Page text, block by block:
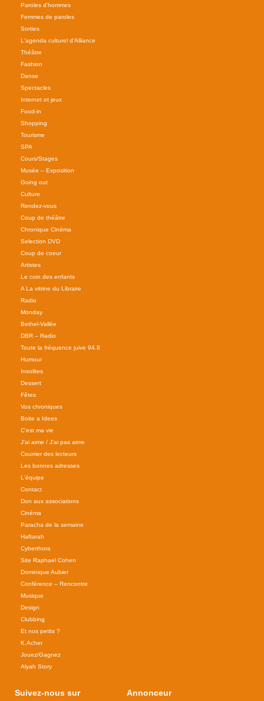
Paroles d'hommes
Femmes de paroles
Sorties
L'agenda culturel d'Alliance
Théâtre
Fashion
Danse
Spectacles
Internet et jeux
Food-in
Shopping
Tourisme
SPA
Cours/Stages
Musée – Exposition
Going out
Culture
Rendez-vous
Coup de théâtre
Chronique Cinéma
Selection DVD
Coup de coeur
Artistes
Le coin des enfants
A La vitrine du Libraire
Radio
Monday
Bethel-Vallée
DBR – Radio
Toute la fréquence juive 94.8
Humour
Insolites
Dessert
Fêtes
Vos chroniques
Boite a Idees
C'est ma vie
J'ai aime / J'ai pas aime
Courrier des lecteurs
Les bonnes adresses
L'équipe
Contact
Don aux associations
Cinéma
Paracha de la semaine
Haftarah
Cyberthora
Site Raphael Cohen
Dominique Aubier
Conférence – Rencontre
Musique
Design
Clubbing
Et nos petits ?
K.Acher
Jouez/Gagnez
Alyah Story
Suivez-nous sur Annonceur